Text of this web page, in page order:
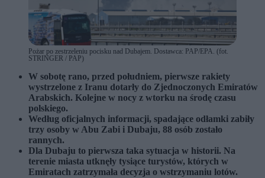
Pożar po zestrzeleniu pocisku nad Dubajem. Dostawca: PAP/EPA. (fot.
STRINGER / PAP)
W sobotę rano, przed południem, pierwsze rakiety
wystrzelone z Iranu dotarły do Zjednoczonych Emiratów
Arabskich. Kolejne w nocy z wtorku na środę czasu
polskiego.
Według oficjalnych informacji, spadające odłamki zabiły
trzy osoby w Abu Zabi i Dubaju, 88 osób zostało
rannych.
Dla Dubaju to pierwsza taka sytuacja w historii. Na
terenie miasta utknęły tysiące turystów, których w
Emiratach zatrzymała decyzja o wstrzymaniu lotów.